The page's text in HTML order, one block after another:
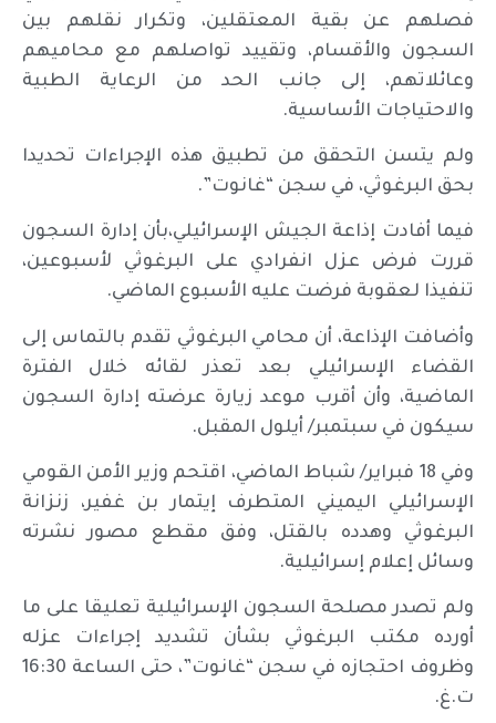
فصلهم عن بقية المعتقلين، وتكرار نقلهم بين
السجون والأقسام، وتقييد تواصلهم مع محاميهم
وعائلاتهم، إلى جانب الحد من الرعاية الطبية
والاحتياجات الأساسية.
ولم يتسن التحقق من تطبيق هذه الإجراءات تحديدا
بحق البرغوثي، في سجن “غانوت”.
فيما أفادت إذاعة الجيش الإسرائيلي،بأن إدارة السجون
قررت فرض عزل انفرادي على البرغوثي لأسبوعين،
تنفيذا لعقوبة فرضت عليه الأسبوع الماضي.
وأضافت الإذاعة، أن محامي البرغوثي تقدم بالتماس إلى
القضاء الإسرائيلي بعد تعذر لقائه خلال الفترة
الماضية، وأن أقرب موعد زيارة عرضته إدارة السجون
سيكون في سبتمبر/ أيلول المقبل.
وفي 18 فبراير/ شباط الماضي، اقتحم وزير الأمن القومي
الإسرائيلي اليميني المتطرف إيتمار بن غفير، زنزانة
البرغوثي وهدده بالقتل، وفق مقطع مصور نشرته
وسائل إعلام إسرائيلية.
ولم تصدر مصلحة السجون الإسرائيلية تعليقا على ما
أورده مكتب البرغوثي بشأن تشديد إجراءات عزله
وظروف احتجازه في سجن “غانوت”، حتى الساعة 16:30
ت.غ.